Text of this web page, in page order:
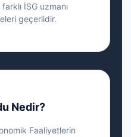
farklı İSG uzmanı
geçerlidir.
Nedir?
Faaliyetlerin